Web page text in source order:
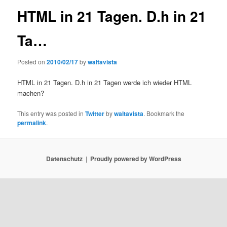
HTML in 21 Tagen. D.h in 21
Ta…
Posted on2010/02/17bywaltavista
HTML in 21 Tagen. D.h in 21 Tagen werde ich wieder HTML
machen?
This entry was posted inTwitterbywaltavista. Bookmark the
permalink.
Datenschutz Proudly powered by WordPress